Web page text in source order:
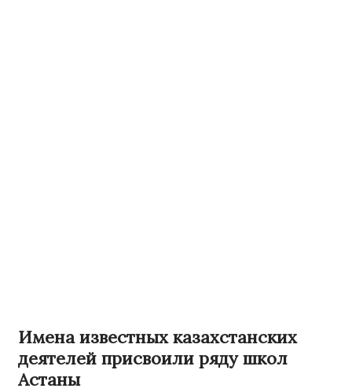
Имена известных казахстанских
деятелей присвоили ряду школ
Астаны